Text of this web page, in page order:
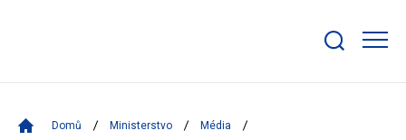
bar
Domů Ministerstvo
Média